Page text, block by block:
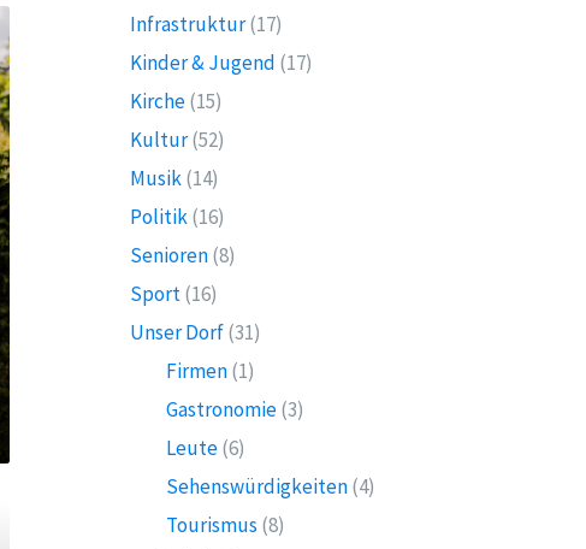
Infrastruktur(17)
Kinder & Jugend (17)
Kirche(15)
Kultur(52)
Musik(14)
Politik(16)
Senioren(8)
Sport(16)
Unser Dorf(31)
Firmen(1)
Gastronomie(3)
Leute(6)
Sehenswürdigkeiten(4)
Tourismus (8)